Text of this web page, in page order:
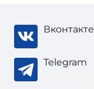
Вконтакте
Telegram